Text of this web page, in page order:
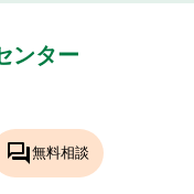
ンター
forum無料相談